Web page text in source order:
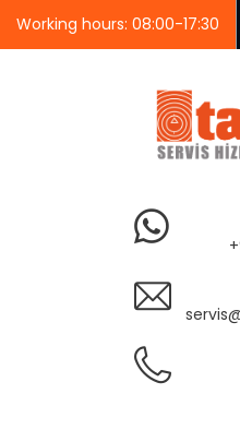
Working hours: 08:00-17:30